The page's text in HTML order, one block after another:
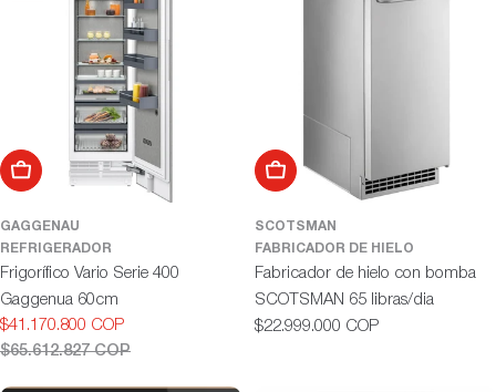
Añadir al carrito
GAGGENAU
REFRIGERADOR
Frigorífico Vario Serie 400
Gaggenua 60cm
Precio
$41.170.800 COP
Precio
$65.612.827 COP
Añadir al carrito
SCOTSMAN
FABRICADOR DE HIELO
Fabricador de hielo con bomba
SCOTSMAN 65 libras/dia
Precio
$22.999.000 COP